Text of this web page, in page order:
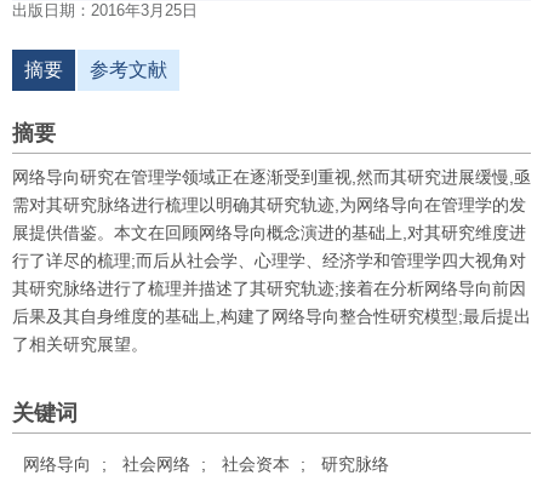
出版日期：2016年3月25日
摘要 参考文献
摘要
网络导向研究在管理学领域正在逐渐受到重视,然而其研究进展缓慢,亟
需对其研究脉络进行梳理以明确其研究轨迹,为网络导向在管理学的发
展提供借鉴。本文在回顾网络导向概念演进的基础上,对其研究维度进
行了详尽的梳理;而后从社会学、心理学、经济学和管理学四大视角对
其研究脉络进行了梳理并描述了其研究轨迹;接着在分析网络导向前因
后果及其自身维度的基础上,构建了网络导向整合性研究模型;最后提出
了相关研究展望。
关键词
网络导向 ; 社会网络 ; 社会资本 ; 研究脉络